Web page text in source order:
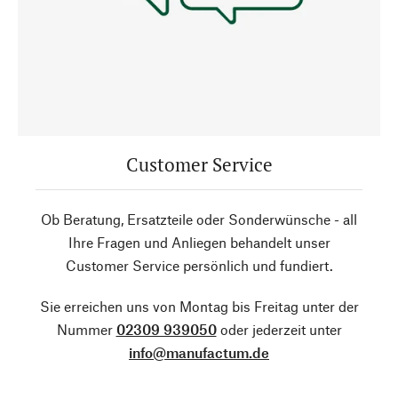
Customer Service
Ob Beratung, Ersatzteile oder Sonderwünsche - all
Ihre Fragen und Anliegen behandelt unser
Customer Service persönlich und fundiert.
Sie erreichen uns von Montag bis Freitag unter der
Nummer 02309 939050oder jederzeit unter
info@manufactum.de